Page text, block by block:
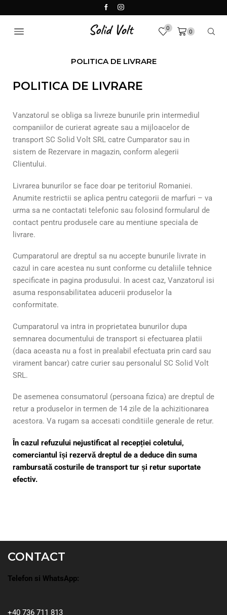
0
0
POLITICA DE LIVRARE
POLITICA DE LIVRARE
Vanzatorul se obliga sa livreze bunurile prin intermediul
companiilor de curierat agreate sau a mijloacelor de
transport SC Solid Volt SRL catre Cumparator sau in
sistem de Rezervare in magazin, conform alegerii
Clientului.
Livrarea bunurilor se face doar pe teritoriul Romaniei.
Anumite restrictii se aplica pentru categorii de marfuri – va
urma sa ne contactati telefonic sau folosind formularul de
contact pentru produsele care au mentiune speciala de
livrare.
Cumparatorul are dreptul sa nu accepte bunurile livrate in
cazul in care acestea nu sunt conforme cu detaliile tehnice
specificate in pagina produsului. In acest caz, Vanzatorul isi
asuma responsabilitatea aducerii produselor la
conformitate.
Cumparatorul va intra in proprietatea bunurilor dupa
semnarea documentului de transport si efectuarea platii
(daca aceasta nu a fost in prealabil efectuata prin card sau
virament bancar) catre curier sau personalul SC Solid Volt
SRL.
De asemenea consumatorul (persoana fizica) are dreptul de
retur a produselor in termen de 14 zile de la achizitionarea
acestora. Va rugam sa accesati conditiile generale de retur.
În cazul refuzului nejustificat al recepției coletului,
comerciantul își rezervă dreptul de a deduce din suma
rambursată costurile de transport tur și retur suportate
efectiv.
CONTACT
Telefon si WhatsApp:
+40 736 711 813